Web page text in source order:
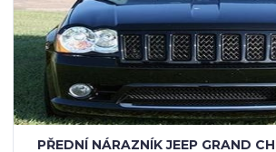
PŘEDNÍ NÁRAZNÍK JEEP GRAND